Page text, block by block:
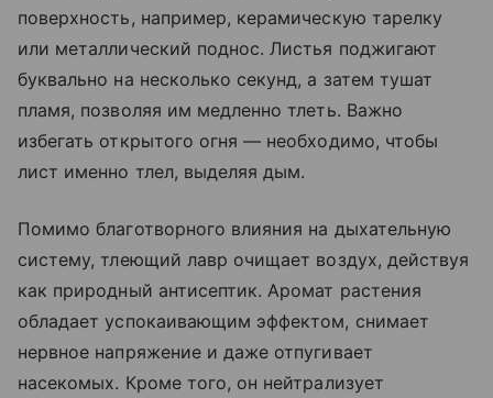
поверхность, например, керамическую тарелку
или металлический поднос. Листья поджигают
буквально на несколько секунд, а затем тушат
пламя, позволяя им медленно тлеть. Важно
избегать открытого огня — необходимо, чтобы
лист именно тлел, выделяя дым.
Помимо благотворного влияния на дыхательную
систему, тлеющий лавр очищает воздух, действуя
как природный антисептик. Аромат растения
обладает успокаивающим эффектом, снимает
нервное напряжение и даже отпугивает
насекомых. Кроме того, он нейтрализует